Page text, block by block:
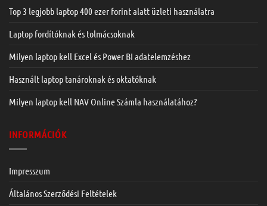
Top 3 legjobb laptop 400 ezer forint alatt üzleti használatra
Laptop fordítóknak és tolmácsoknak
Milyen laptop kell Excel és Power BI adatelemzéshez
Használt laptop tanároknak és oktatóknak
Milyen laptop kell NAV Online Számla használatához?
INFORMÁCIÓK
Impresszum
Általános Szerződési Feltételek